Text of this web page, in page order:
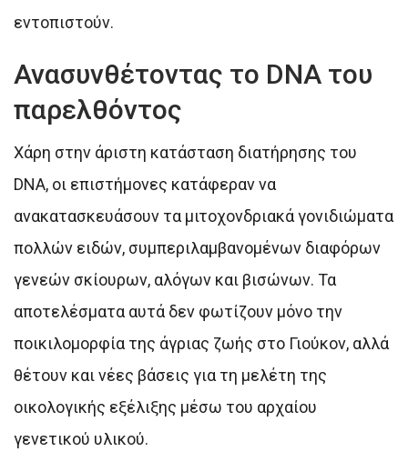
εντοπιστούν.
Ανασυνθέτοντας το DNA του
παρελθόντος
Χάρη στην άριστη κατάσταση διατήρησης του
DNA, οι επιστήμονες κατάφεραν να
ανακατασκευάσουν τα μιτοχονδριακά γονιδιώματα
πολλών ειδών, συμπεριλαμβανομένων διαφόρων
γενεών σκίουρων, αλόγων και βισώνων. Τα
αποτελέσματα αυτά δεν φωτίζουν μόνο την
ποικιλομορφία της άγριας ζωής στο Γιούκον, αλλά
θέτουν και νέες βάσεις για τη μελέτη της
οικολογικής εξέλιξης μέσω του αρχαίου
γενετικού υλικού.